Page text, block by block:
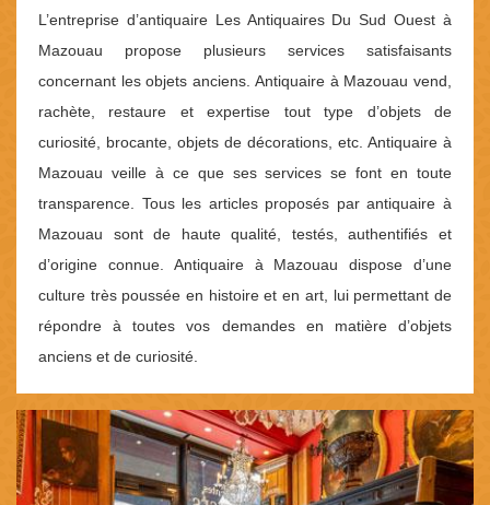
L’entreprise d’antiquaire Les Antiquaires Du Sud Ouest à
Mazouau propose plusieurs services satisfaisants
concernant les objets anciens. Antiquaire à Mazouau vend,
rachète, restaure et expertise tout type d’objets de
curiosité, brocante, objets de décorations, etc. Antiquaire à
Mazouau veille à ce que ses services se font en toute
transparence. Tous les articles proposés par antiquaire à
Mazouau sont de haute qualité, testés, authentifiés et
d’origine connue. Antiquaire à Mazouau dispose d’une
culture très poussée en histoire et en art, lui permettant de
répondre à toutes vos demandes en matière d’objets
anciens et de curiosité.